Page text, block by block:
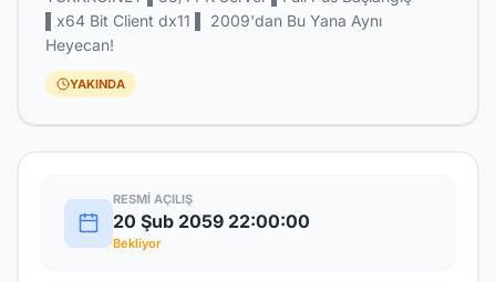
▌x64 Bit Client dx11 ▌ 2009'dan Bu Yana Aynı
Heyecan!
YAKINDA
RESMI AÇILIŞ
20 Şub 2059 22:00:00
Bekliyor